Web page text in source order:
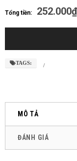
Tổng tiền: 252.000₫
TAGS: /
MÔ TẢ
ĐÁNH GIÁ